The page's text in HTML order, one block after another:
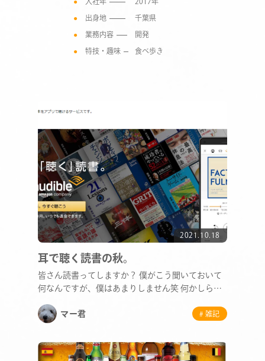
出身地 千葉県
業務内容 開発
特技・趣味 食べ歩き
2021.10.18
耳で聴く読書の秋。
皆さん読書ってしますか？ 僕がこう聞いておいて
何なんですが、僕はあまりしません笑 何かしら興
マー君
# 雑記